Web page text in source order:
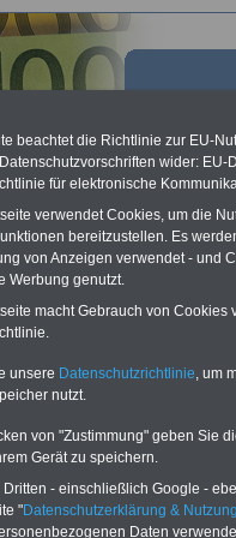
Archiv Buchstabe V
Archiv
zum und über den
sortierte Datenbank zu den
beachtet die Richtlinie zur EU-
wider:
für elektronische
verwendet Cookies, um die
bereitzustellen. Es
von Anzeigen verwendet - und
Werbung genutzt.
macht Gebrauch von
unsere Datenschutzrichtlinie, um
nutzt.
von "Zustimmung" geben Sie
Gerät zu speichern.
- einschließlich Google -
"Datenschutzerklärung &
Daten